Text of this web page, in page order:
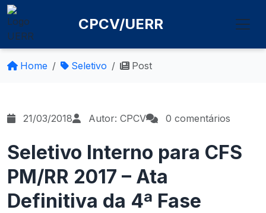
CPCV/UERR
Home Seletivo Post
21/03/2018 Autor: CPCV 0 comentários
Seletivo Interno para CFS
PM/RR 2017 – Ata
Definitiva da 4ª Fase